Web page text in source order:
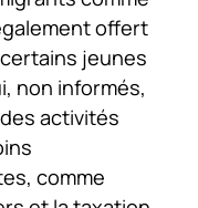
offert
jeunes
non informés,
activités
comme